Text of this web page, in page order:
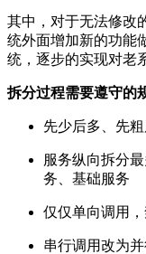
其中，对于无法修改
统外面增加新的功能
统，逐步的实现对老
拆分过程需要遵守的
先少后多、先粗
服务纵向拆分
务、基础服务
仅仅单向调用
串行调用改为